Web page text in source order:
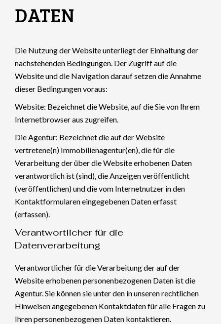
DATEN
Die Nutzung der Website unterliegt der Einhaltung der
nachstehenden Bedingungen. Der Zugriff auf die
Website und die Navigation darauf setzen die Annahme
dieser Bedingungen voraus:
Website: Bezeichnet die Website, auf die Sie von Ihrem
Internetbrowser aus zugreifen.
Die Agentur: Bezeichnet die auf der Website
vertretene(n) Immobilienagentur(en), die für die
Verarbeitung der über die Website erhobenen Daten
verantwortlich ist (sind), die Anzeigen veröffentlicht
(veröffentlichen) und die vom Internetnutzer in den
Kontaktformularen eingegebenen Daten erfasst
(erfassen).
Verantwortlicher für die
Datenverarbeitung
Verantwortlicher für die Verarbeitung der auf der
Website erhobenen personenbezogenen Daten ist die
Agentur. Sie können sie unter den in unseren rechtlichen
Hinweisen angegebenen Kontaktdaten für alle Fragen zu
Ihren personenbezogenen Daten kontaktieren.